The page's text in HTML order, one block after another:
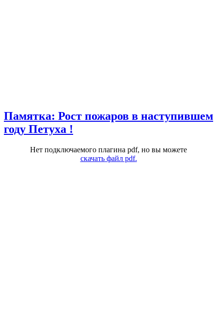
Памятка: Рост пожаров в наступившем
году Петуха !
Нет подключаемого плагина pdf, но вы можете
скачать файл pdf.